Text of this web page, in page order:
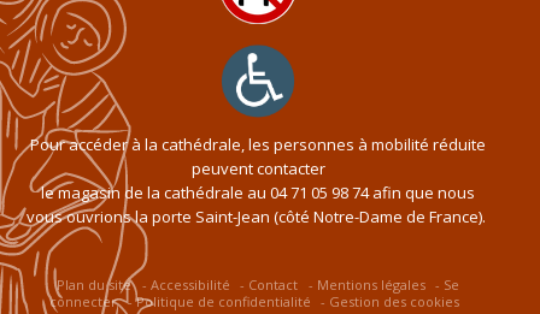
Pour accéder à la cathédrale, les personnes à mobilité réduite
peuvent contacter
le magasin de la cathédrale au 04 71 05 98 74afin que nous
vous ouvrions la porte Saint-Jean (côté Notre-Dame de France).
Plan du site Accessibilité Contact Mentions légales
Se
connecter
Politique de confidentialité Gestion des cookies